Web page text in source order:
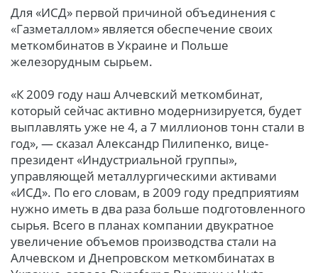
Для «ИСД» первой причиной объединения с
«Газметаллом» является обеспечение своих
меткомбинатов в Украине и Польше
железорудным сырьем.
«К 2009 году наш Алчевский меткомбинат,
который сейчас активно модернизируется, будет
выплавлять уже не 4, а 7 миллионов тонн стали в
год», — сказал Александр Пилипенко, вице-
президент «Индустриальной группы»,
управляющей металлургическими активами
«ИСД». По его словам, в 2009 году предприятиям
нужно иметь в два раза больше подготовленного
сырья. Всего в планах компании двукратное
увеличение объемов производства стали на
Алчевском и Днепровском меткомбинатах в